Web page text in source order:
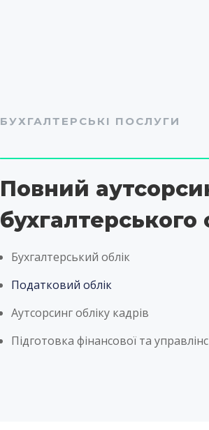
БУХГАЛТЕРСЬКІ ПОСЛУГИ
Повний
бухгалтерського
Бухгалтерський облік
Податковий облік
Аутсорсинг обліку кадрів
Підготовка фінансової та